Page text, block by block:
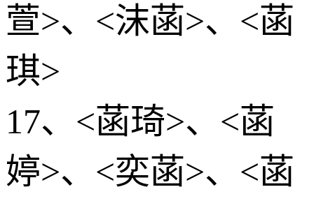
萱>、<沫菡>、<菡
琪>
17、<菡琦>、<菡
婷>、<奕菡>、<菡